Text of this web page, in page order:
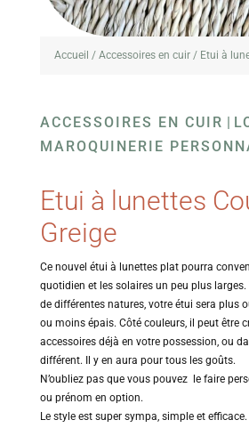
Accueil / Accessoires en cuir/ Etui à
ACCESSOIRES EN CUIR
MAROQUINERIE
Etui à lunettes
Greige
Ce nouvel étui à lunettes plat pourra
quotidien et les solaires un peu plus
de différentes natures, votre étui sera plus
ou moins épais. Côté couleurs, il peut être
accessoires déjà en votre possession, ou
différent. Il y en aura pour tous les goûts.
N’oubliez pas que vous pouvez le faire
ou prénom en option.
Le style est super sympa, simple et